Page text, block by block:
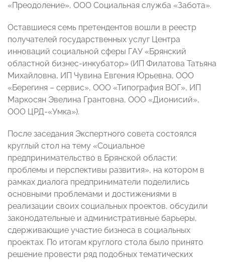
«Преодоление», ООО Социальная служба «Забота».
Оставшиеся семь претендентов вошли в реестр
получателей государственных услуг Центра
инноваций социальной сферы ГАУ «Брянский
областной бизнес-инкубатор» (ИП Филатова Татьяна
Михайловна, ИП Чувина Евгения Юрьевна, ООО
«Берегиня – сервис», ООО «Типография ВОГ», ИП
Маркосян Эвелина Грантовна, ООО «Дионисий»,
ООО ЦРД-«Умка»).
После заседания Экспертного совета состоялся
круглый стол на тему «Социальное
предпринимательство в Брянской области:
проблемы и перспективы развития», на котором в
рамках диалога предприниматели поделились
основными проблемами и достижениями в
реализации своих социальных проектов, обсудили
законодательные и административные барьеры,
сдерживающие участие бизнеса в социальных
проектах. По итогам круглого стола было принято
решение провести ряд подобных тематических